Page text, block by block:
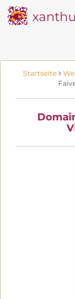
Startseite